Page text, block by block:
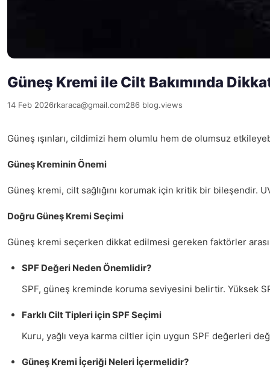
Güneş Kremi ile Cilt Bakımında
14 Feb 2026rkaraca@gmail.com286 blog.views
Güneş ışınları, cildimizi hem olumlu hem de olumsuz
Güneş Kreminin Önemi
Güneş kremi, cilt sağlığını korumak için kritik bir bileşendir.
Doğru Güneş Kremi Seçimi
Güneş kremi seçerken dikkat edilmesi gereken faktörler
SPF Değeri Neden Önemlidir?
SPF, güneş kreminde koruma seviyesini belirtir. Yüksek
Farklı Cilt Tipleri için SPF Seçimi
Kuru, yağlı veya karma ciltler için uygun SPF değerleri
Güneş Kremi İçeriği Neleri İçermelidir?